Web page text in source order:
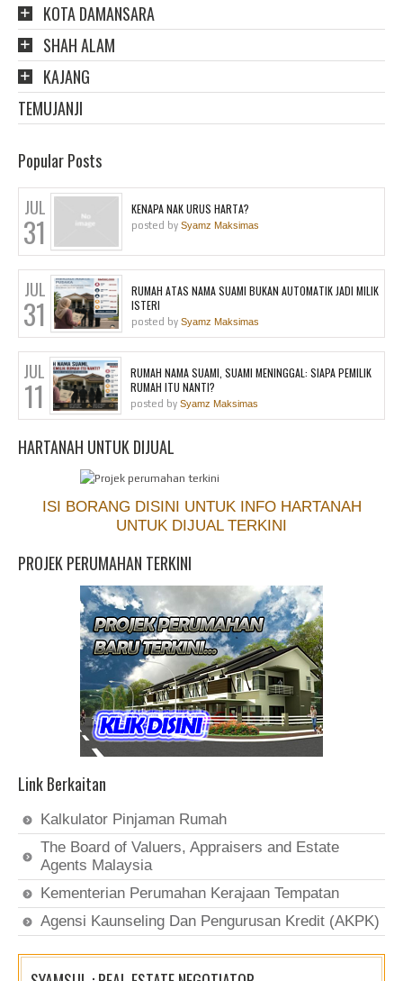
KOTA DAMANSARA
SHAH ALAM
KAJANG
TEMUJANJI
Popular Posts
JUL
31
KENAPA NAK URUS HARTA?
posted by Syamz Maksimas
JUL
31
RUMAH ATAS NAMA SUAMI BUKAN AUTOMATIK JADI MILIK
ISTERI
posted by Syamz Maksimas
JUL
11
RUMAH NAMA SUAMI, SUAMI MENINGGAL: SIAPA PEMILIK
RUMAH ITU NANTI?
posted by Syamz Maksimas
HARTANAH UNTUK DIJUAL
ISI BORANG DISINI UNTUK INFO HARTANAH
UNTUK DIJUAL TERKINI
PROJEK PERUMAHAN TERKINI
Link Berkaitan
Kalkulator Pinjaman Rumah
The Board of Valuers, Appraisers and Estate
Agents Malaysia
Kementerian Perumahan Kerajaan Tempatan
Agensi Kaunseling Dan Pengurusan Kredit (AKPK)